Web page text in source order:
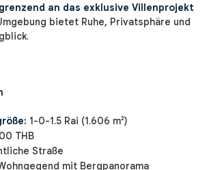
an das exklusive Villenprojekt
bietet Ruhe, Privatsphäre und
1-0-1.5 Rai (1.606 m²)
THB
Straße
mit Bergpanorama